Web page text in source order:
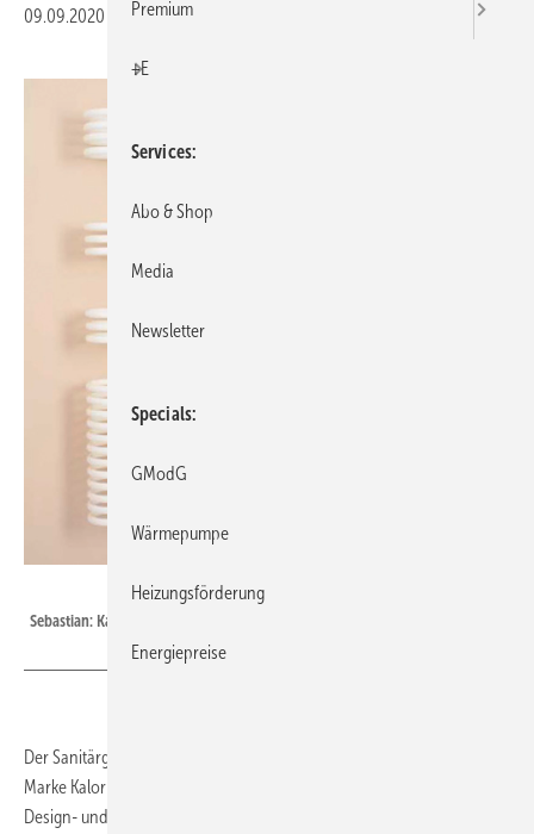
09.09.2020 Veröffentlicht in
Sebastian: Kalor-Heizkörper.
Der Sanitärgroßhändler Sebastian hat den kompletten Vertrieb der
Marke Kalor über­nommen und damit sein Heizkörperangebot um
Design- und Badheizkörper sowie Konvektoren erweitert.
Premium
+E
Services
Abo & Shop
Media
Newsletter
Specials
GModG
Wärmepumpe
Heizungsförderung
Energiepreise